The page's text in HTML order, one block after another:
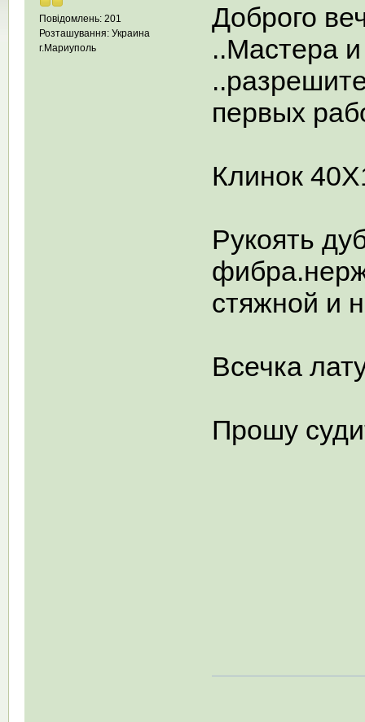
Повідомлень: 201
Розташування: Украина
г.Мариуполь
Доброго
..Мастера и
первых
Клинок
Рукоять
стяжной и
Всечка
Прошу